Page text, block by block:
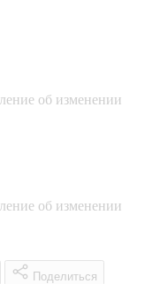
об изменении
об изменении
Поделиться